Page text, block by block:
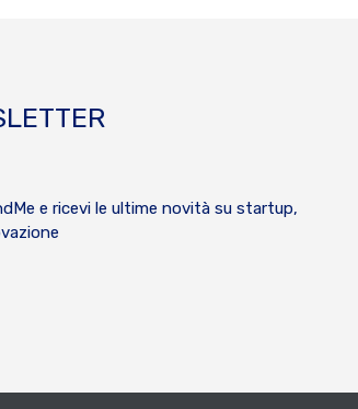
e ricevi le ultime novità su startup,